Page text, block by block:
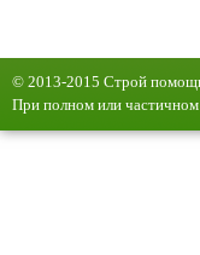
© 2013-2015 Строй
При полном или